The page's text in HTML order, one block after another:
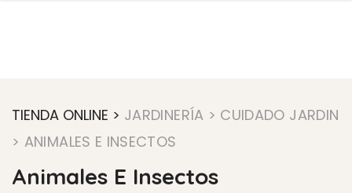
TIENDA ONLINE > JARDINERÍA > CUIDADO JARDIN
> ANIMALES E INSECTOS
Animales E Insectos